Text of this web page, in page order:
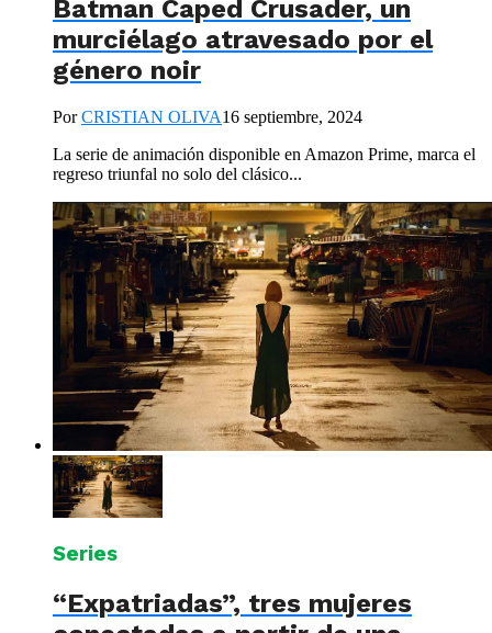
Batman Caped Crusader, un
murciélago atravesado por el
género noir
PorCRISTIAN OLIVA16 septiembre, 2024
La serie de animación disponible en Amazon Prime, marca el
regreso triunfal no solo del clásico...
Series
“Expatriadas”, tres mujeres